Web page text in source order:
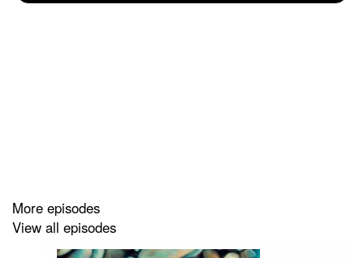
More episodes
View all episodes